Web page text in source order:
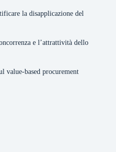
la disapplicazione del
e l’attrattività dello
value-based procurement